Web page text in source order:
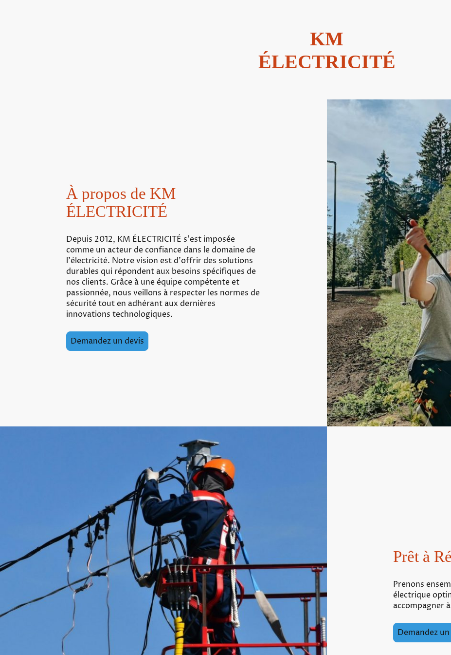
KM
ÉLECTRICITÉ
À propos de KM
ÉLECTRICITÉ
Depuis 2012, KM ÉLECTRICITÉ s'est imposée
comme un acteur de confiance dans le domaine de
l'électricité. Notre vision est d'offrir des solutions
durables qui répondent aux besoins spécifiques de
nos clients. Grâce à une équipe compétente et
passionnée, nous veillons à respecter les normes de
sécurité tout en adhérant aux dernières
innovations technologiques.
Demandez un devis
Prêt à
Prenons
électrique
accompagner
Demandez